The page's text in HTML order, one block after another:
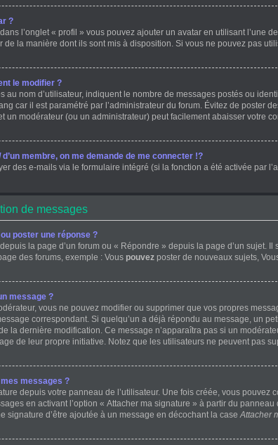
?
l’onglet « profil » vous pouvez ajouter un avatar en utilisant l’une
la manière dont ils sont mis à disposition. Si vous ne pouvez pas
le modifier ?
au nom d’utilisateur, indiquent le nombre de messages postés ou
car il est paramétré par l’administrateur du forum. Évitez de
un modérateur (ou un administrateur) peut facilement abaisser votre
d’un membre, on me demande de me connecter !?
des e-mails via le formulaire intégré (si la fonction a été activée par
de messages
poster une réponse ?
la page d’un forum ou « Répondre » depuis la page d’un sujet.
des forums, exemple : Vous pouvezposter de nouveaux sujets,
message ?
vous ne pouvez modifier ou supprimer que vos propres
correspondant. Si quelqu’un a déjà répondu au message, un
la dernière modification. Ce message n’apparaîtra pas si un
de leur propre initiative. Notez que les utilisateurs ne peuvent pas
messages ?
depuis votre panneau de l’utilisateur. Une fois créée, vous pouvez
en activant l’option « Attacher ma signature » à partir du panneau
signature d’être ajoutée à un message en décochant la case Attacher